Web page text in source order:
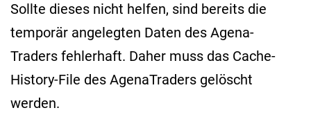
Sollte dieses nicht helfen, sind bereits die
temporär angelegten Daten des Agena-
Traders fehlerhaft. Daher muss das Cache-
History-File des AgenaTraders gelöscht
werden.